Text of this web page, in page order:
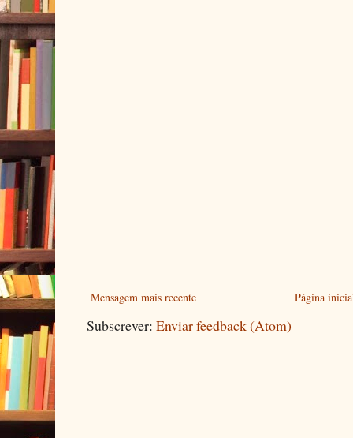
Mensagem mais recente Página
Subscrever: Enviar feedback (Atom)